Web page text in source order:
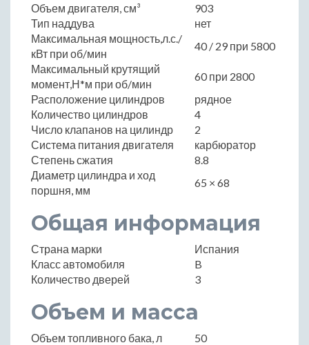
Объем двигателя, см³
903
Тип наддува
нет
Максимальная мощность,л.с./
кВт при об/мин
40 / 29 при 5800
Максимальный крутящий
момент,Н*м при об/мин
60 при 2800
Расположение цилиндров
рядное
Количество цилиндров
4
Число клапанов на цилиндр
2
Система питания двигателя
карбюратор
Степень сжатия
8.8
Диаметр цилиндра и ход
поршня, мм
65 × 68
Общая информация
Страна марки
Испания
Класс автомобиля
B
Количество дверей
3
Объем и масса
Объем топливного бака, л
50